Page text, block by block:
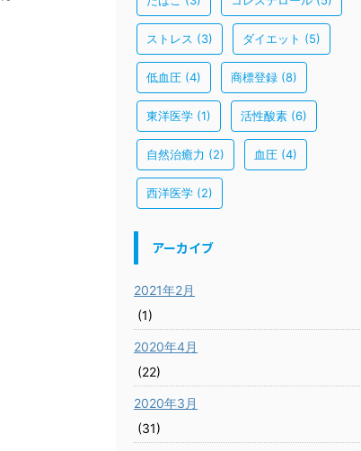
ストレス (3) ダイエット (5)
低血圧 (4) 商標登録 (8)
東洋医学 (1) 活性酸素 (6)
自然治癒力 (2) 血圧 (4)
西洋医学 (2)
アーカイブ
2021年2月
(1)
2020年4月
(22)
2020年3月
(31)